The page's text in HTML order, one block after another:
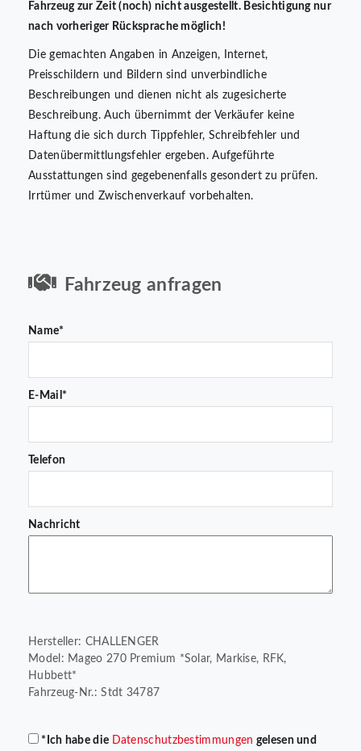
Fahrzeug zur Zeit (noch) nicht ausgestellt. Besichtigung nur
nach vorheriger Rücksprache möglich!
Die gemachten Angaben in Anzeigen, Internet,
Preisschildern und Bildern sind unverbindliche
Beschreibungen und dienen nicht als zugesicherte
Beschreibung. Auch übernimmt der Verkäufer keine
Haftung die sich durch Tippfehler, Schreibfehler und
Datenübermittlungsfehler ergeben. Aufgeführte
Ausstattungen sind gegebenenfalls gesondert zu prüfen.
Irrtümer und Zwischenverkauf vorbehalten.
Fahrzeug anfragen
Name*
E-Mail*
Telefon
Nachricht
Hersteller: CHALLENGER
Model: Mageo 270 Premium *Solar, Markise, RFK,
Hubbett*
Fahrzeug-Nr.: Stdt 34787
*Ich habe die Datenschutzbestimmungen gelesen und